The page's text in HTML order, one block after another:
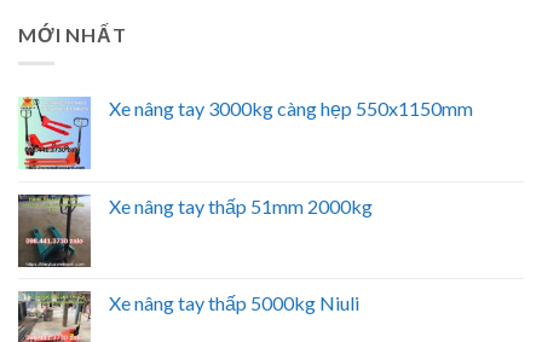
MỚI NHẤT
Xe nâng tay 3000kg càng hẹp 550x1150mm
Xe nâng tay thấp 51mm 2000kg
Xe nâng tay thấp 5000kg Niuli